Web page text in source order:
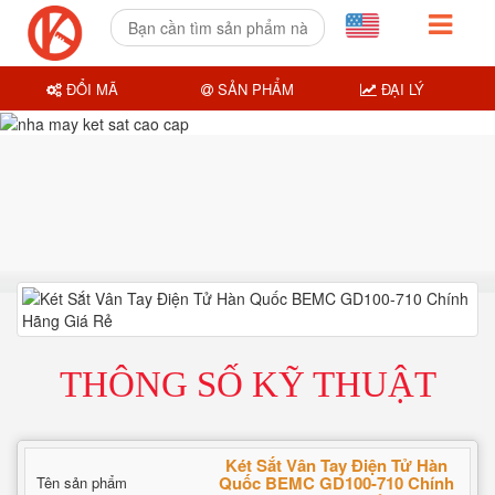
THÔNG SỐ KỸ THUẬT
Tên sản phẩm
Két Sắt Vân Tay Điện Tử Hàn
Quốc BEMC GD100-710 Chính
ĐỔI MÃ SẢN PHẨM ĐẠI LÝ